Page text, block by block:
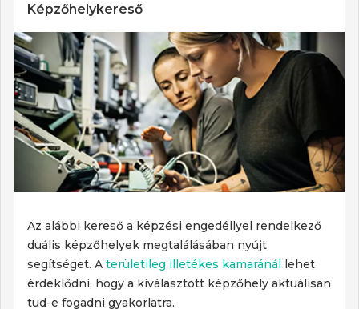
Képzőhelykereső
Az alábbi kereső a képzési engedéllyel rendelkező
duális képzőhelyek megtalálásában nyújt
segítséget. A területileg illetékes kamaránál lehet
érdeklődni, hogy a kiválasztott képzőhely aktuálisan
tud-e fogadni gyakorlatra.